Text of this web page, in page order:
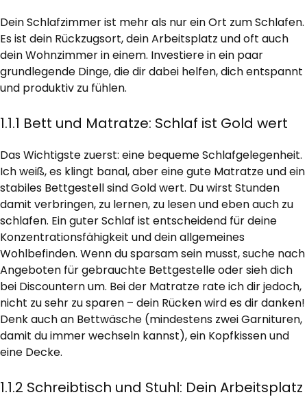
Dein Schlafzimmer ist mehr als nur ein Ort zum Schlafen.
Es ist dein Rückzugsort, dein Arbeitsplatz und oft auch
dein Wohnzimmer in einem. Investiere in ein paar
grundlegende Dinge, die dir dabei helfen, dich entspannt
und produktiv zu fühlen.
1.1.1 Bett und Matratze: Schlaf ist Gold wert
Das Wichtigste zuerst: eine bequeme Schlafgelegenheit.
Ich weiß, es klingt banal, aber eine gute Matratze und ein
stabiles Bettgestell sind Gold wert. Du wirst Stunden
damit verbringen, zu lernen, zu lesen und eben auch zu
schlafen. Ein guter Schlaf ist entscheidend für deine
Konzentrationsfähigkeit und dein allgemeines
Wohlbefinden. Wenn du sparsam sein musst, suche nach
Angeboten für gebrauchte Bettgestelle oder sieh dich
bei Discountern um. Bei der Matratze rate ich dir jedoch,
nicht zu sehr zu sparen – dein Rücken wird es dir danken!
Denk auch an Bettwäsche (mindestens zwei Garnituren,
damit du immer wechseln kannst), ein Kopfkissen und
eine Decke.
1.1.2 Schreibtisch und Stuhl: Dein Arbeitsplatz